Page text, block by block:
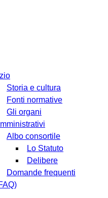
Storia e cultura
Fonti normative
Gli organi
Albo consortile
Lo Statuto
Delibere
Domande frequenti